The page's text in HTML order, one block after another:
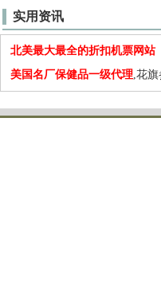
实用资讯
北美最大最全的折扣机票网站
美国名厂保健品一级代理,花旗